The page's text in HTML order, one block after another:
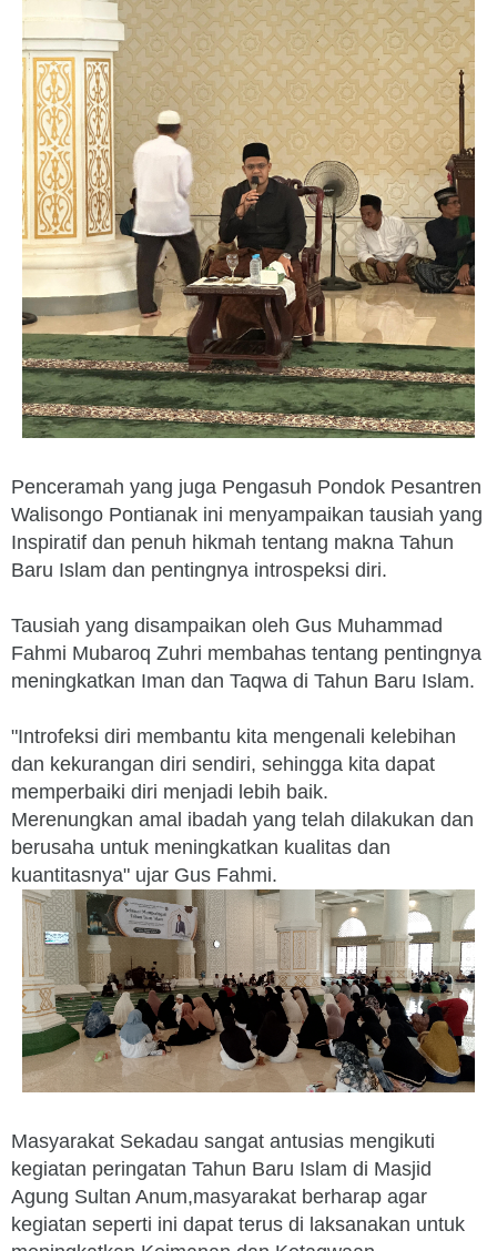
Penceramah yang juga Pengasuh Pondok Pesantren
Walisongo Pontianak ini menyampaikan tausiah yang
Inspiratif dan penuh hikmah tentang makna Tahun
Baru Islam dan pentingnya introspeksi diri.
Tausiah yang disampaikan oleh Gus Muhammad
Fahmi Mubaroq Zuhri membahas tentang pentingnya
meningkatkan Iman dan Taqwa di Tahun Baru Islam.
"Introfeksi diri membantu kita mengenali kelebihan
dan kekurangan diri sendiri, sehingga kita dapat
memperbaiki diri menjadi lebih baik.
Merenungkan amal ibadah yang telah dilakukan dan
berusaha untuk meningkatkan kualitas dan
kuantitasnya" ujar Gus Fahmi.
Masyarakat Sekadau sangat antusias mengikuti
kegiatan peringatan Tahun Baru Islam di Masjid
Agung Sultan Anum,masyarakat berharap agar
kegiatan seperti ini dapat terus di laksanakan untuk